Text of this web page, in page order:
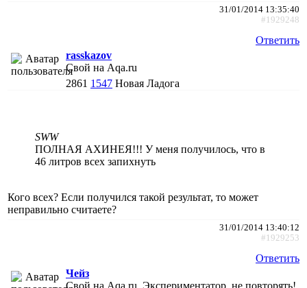
31/01/2014 13:35:40
#1929248
Ответить
rasskazov
Свой на Aqa.ru
2861 1547 Новая Ладога
SWW
ПОЛНАЯ АХИНЕЯ!!! У меня получилось, что в
46 литров всех запихнуть
Кого всех? Если получился такой результат, то может
неправильно считаете?
31/01/2014 13:40:12
#1929253
Ответить
Чейз
Свой на Aqa.ru, Экспериментатор, не повторять!